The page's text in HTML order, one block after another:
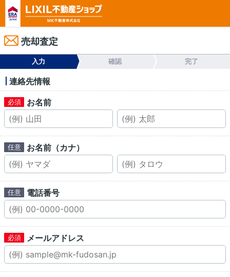
売却査定
入力 確認 完了
連絡先情報
お名前
お名前（カナ）
電話番号
メールアドレス